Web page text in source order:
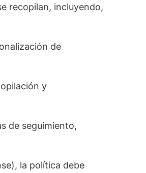
recopilan, incluyendo,
de
y
de seguimiento,
la política debe